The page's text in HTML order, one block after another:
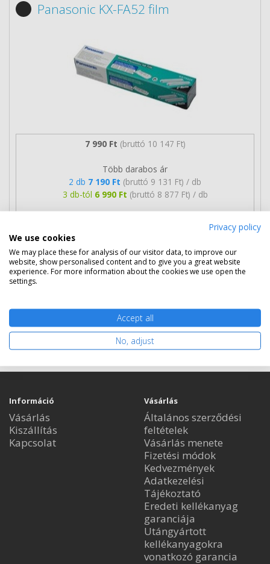
Panasonic KX-FA52 film
7 990 Ft (bruttó 10 147 Ft)
Több darabos ár
2 db 7 190 Ft (bruttó 9 131 Ft) / db
3 db-tól 6 990 Ft (bruttó 8 877 Ft) / db
Ingyenes szállítás
Nem rendelhető
Információ
Vásárlás
Kiszállítás
Kapcsolat
Vásárlás
Általános szerződési
feltételek
Vásárlás menete
Fizetési módok
Kedvezmények
Adatkezelési
Tájékoztató
Eredeti kellékanyag
garanciája
Utángyártott
kellékanyagokra
vonatkozó garancia
Privacy policy
We use cookies
We may place these for analysis of our visitor data, to improve our
website, show personalised content and to give you a great website
experience. For more information about the cookies we use open the
settings.
Accept all
No, adjust